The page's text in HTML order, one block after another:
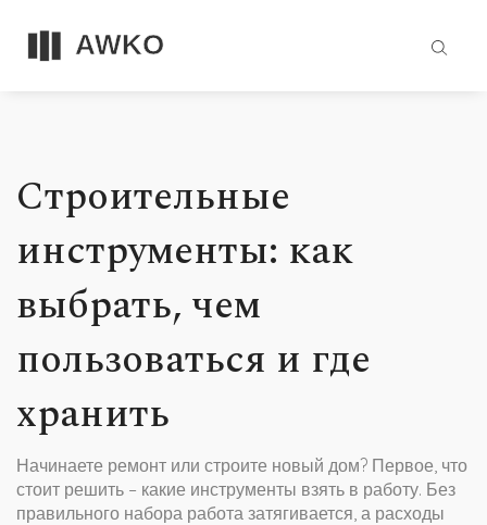
Строительные
инструменты: как
выбрать, чем
пользоваться и где
хранить
Начинаете ремонт или строите новый дом? Первое, что
стоит решить – какие инструменты взять в работу. Без
правильного набора работа затягивается, а расходы